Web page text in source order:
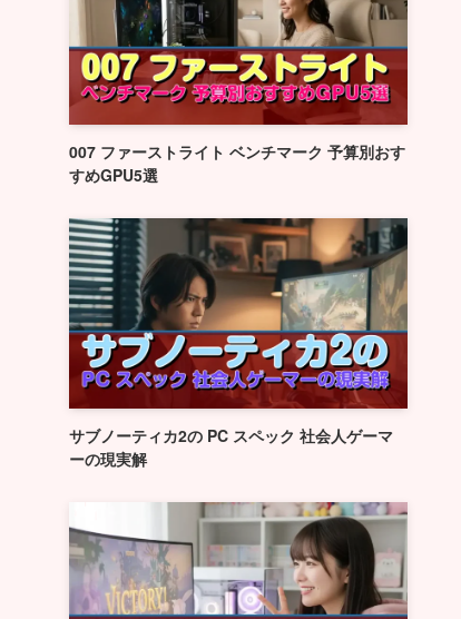
007 ファーストライト ベンチマーク 予算別おす
すめGPU5選
サブノーティカ2の PC スペック 社会人ゲーマ
ーの現実解